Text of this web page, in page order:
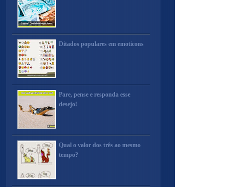
Ditados populares em emoticons
Pare, pense e responda esse
desejo!
Qual o valor dos três ao mesmo
tempo?